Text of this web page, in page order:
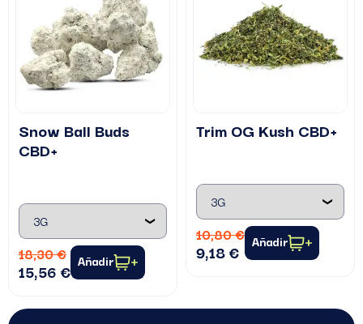
Snow Ball Buds
CBD+
18,30 €
15,56 € Añadir
Trim OG Kush CBD+
10,80 €
9,18 € Añadir